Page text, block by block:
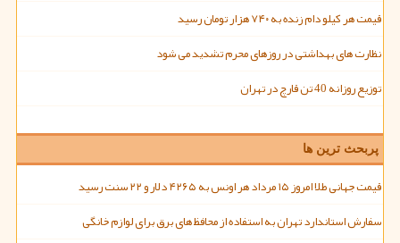
قیمت هر کیلو دام زنده به ۷۴۰ هزار تومان رسید
نظارت های بهداشتی در روزهای محرم تشدید می شود
توزیع روزانه 40 تن قارچ در تهران
پربحث ترین ها
قیمت جهانی طلا امروز ۱۵ مرداد هر اونس به ۴۲۶۵ دلار و ۲۲ سنت رسید
سفارش استاندارد تهران به استفاده از محافظ های برق برای لوازم خانگی